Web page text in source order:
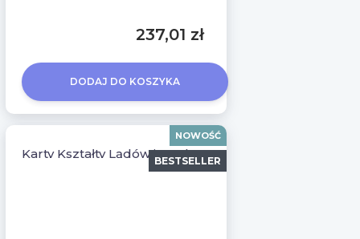
237,01 zł
DODAJ DO KOSZYKA
Karty Kształty Lądów i Wody
NOWOŚĆ
BESTSELLER